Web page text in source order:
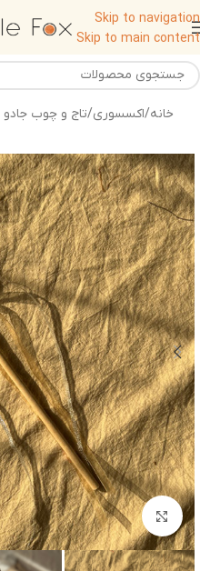
Skip to navigation
Skip to main content
خانه/اکسسوری/تاج و چوب جادو
بزرگنمایی تصویر